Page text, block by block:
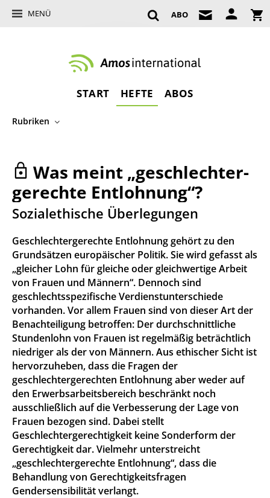
MENÜ ABO
START HEFTE ABOS
Rubriken
Was meint „geschlechter­
gerechte Entlohnung“?
:
Sozialethische Überlegungen
Geschlechtergerechte Entlohnung gehört zu den
Grundsätzen europäischer Politik. Sie wird gefasst als
„gleicher Lohn für gleiche oder gleichwertige Arbeit
von Frauen und Männern“. Dennoch sind
geschlechtsspezifische Verdienstunterschiede
vorhanden. Vor allem Frauen sind von dieser Art der
Benachteiligung betroffen: Der durchschnittliche
Stundenlohn von Frauen ist regelmäßig beträchtlich
niedriger als der von Männern. Aus ethischer Sicht ist
hervorzuheben, dass die Fragen der
geschlechtergerechten Entlohnung aber weder auf
den Erwerbsarbeitsbereich beschränkt noch
ausschließlich auf die Verbesserung der Lage von
Frauen bezogen sind. Dabei stellt
Geschlechtergerechtigkeit keine Sonderform der
Gerechtigkeit dar. Vielmehr unterstreicht
„geschlechtergerechte Entlohnung“, dass die
Behandlung von Gerechtigkeitsfragen
Gendersensibilität verlangt.